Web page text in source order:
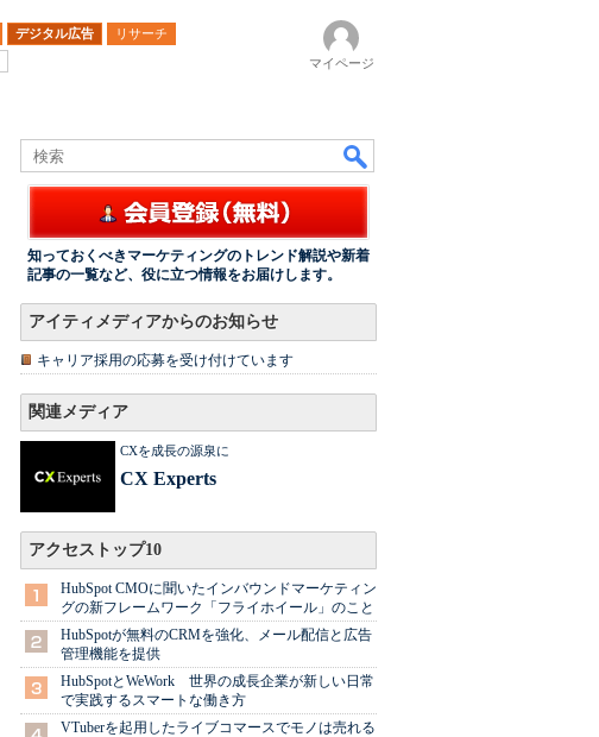
デジタル広告
リサーチ
マイページ
知っておくべきマーケティングのトレンド解説や新着
記事の一覧など、役に立つ情報をお届けします。
アイティメディアからのお知らせ
キャリア採用の応募を受け付けています
関連メディア
CXを成長の源泉に
CX Experts
アクセストップ10
HubSpot CMOに聞いたインバウンドマーケティン
グの新フレームワーク「フライホイール」のこと
HubSpotが無料のCRMを強化、メール配信と広告
管理機能を提供
HubSpotとWeWork 世界の成長企業が新しい日常
で実践するスマートな働き方
VTuberを起用したライブコマースでモノは売れる